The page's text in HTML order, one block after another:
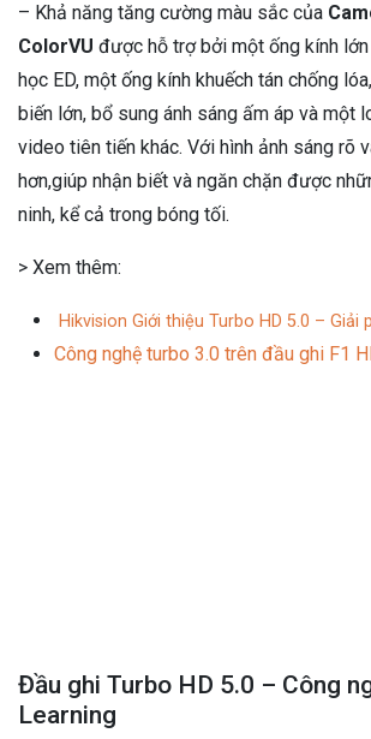
– Khả năng tăng cường màu sắc của
ColorVU được hỗ trợ bởi một ống kính
học ED, một ống kính khuếch tán chống
biến lớn, bổ sung ánh sáng ấm áp và một
video tiên tiến khác. Với hình ảnh sáng rõ
hơn,giúp nhận biết và ngăn chặn được
ninh, kể cả trong bóng tối.
> Xem thêm:
Hikvision Giới thiệu Turbo HD 5.0 – Giải
Công nghệ turbo 3.0 trên đầu ghi F1
Đầu ghi Turbo HD 5.0 – Công
Learning